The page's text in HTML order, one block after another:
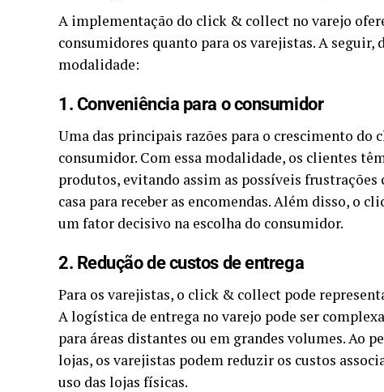
A implementação do click & collect no varejo
consumidores quanto para os varejistas. A seguir,
modalidade:
1. Conveniência para o consumidor
Uma das principais razões para o crescimento do
consumidor. Com essa modalidade, os clientes
produtos, evitando assim as possíveis frustrações
casa para receber as encomendas. Além disso, o
um fator decisivo na escolha do consumidor.
2. Redução de custos de entrega
Para os varejistas, o click & collect pode
A logística de entrega no varejo pode ser
para áreas distantes ou em grandes volumes. Ao
lojas, os varejistas podem reduzir os custos
uso das lojas físicas.